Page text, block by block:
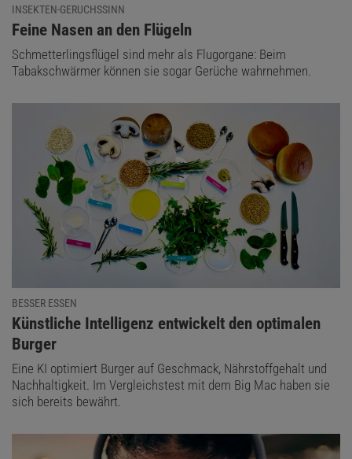
INSEKTEN-GERUCHSSINN
:
Feine Nasen an den Flügeln
Schmetterlingsflügel sind mehr als Flugorgane: Beim
Tabakschwärmer können sie sogar Gerüche wahrnehmen.
BESSER ESSEN
:
Künstliche Intelligenz entwickelt den optimalen
Burger
Eine KI optimiert Burger auf Geschmack, Nährstoffgehalt und
Nachhaltigkeit. Im Vergleichstest mit dem Big Mac haben sie
sich bereits bewährt.